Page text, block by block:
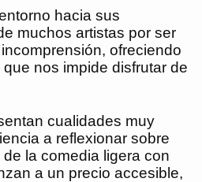
hacia sus
muchos artistas por ser
ofreciendo
nos impide disfrutar de
cualidades muy
a reflexionar sobre
la comedia ligera con
a un precio accesible,